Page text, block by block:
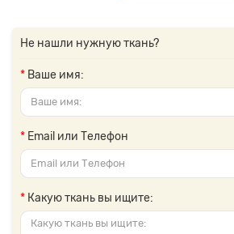
Не нашли нужную ткань?
Ваше имя:
Email или Телефон
Какую ткань вы ищите: